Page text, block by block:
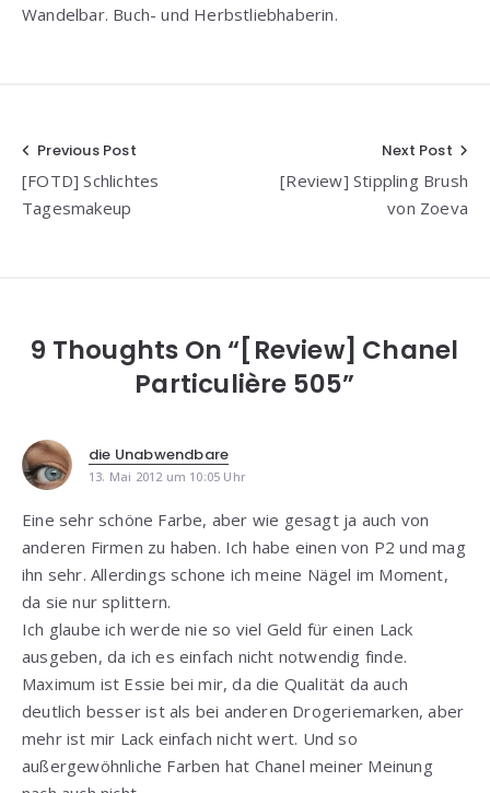
Wandelbar. Buch- und Herbstliebhaberin.
Beitragsnavigation
Previous Post
[FOTD] Schlichtes
Tagesmakeup
Next Post
[Review] Stippling Brush
von Zoeva
9 Thoughts On “[Review] Chanel
Particulière 505”
die Unabwendbare
13. Mai 2012 um 10:05 Uhr
Eine sehr schöne Farbe, aber wie gesagt ja auch von
anderen Firmen zu haben. Ich habe einen von P2 und mag
ihn sehr. Allerdings schone ich meine Nägel im Moment,
da sie nur splittern.
Ich glaube ich werde nie so viel Geld für einen Lack
ausgeben, da ich es einfach nicht notwendig finde.
Maximum ist Essie bei mir, da die Qualität da auch
deutlich besser ist als bei anderen Drogeriemarken, aber
mehr ist mir Lack einfach nicht wert. Und so
außergewöhnliche Farben hat Chanel meiner Meinung